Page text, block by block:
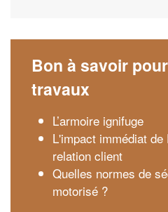
Bon à savoir
travaux
L’armoire ignifuge
L'impact immédiat
relation client
Quelles normes de
motorisé ?